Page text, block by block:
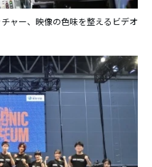
ャー、映像の色味を整えるビデオ